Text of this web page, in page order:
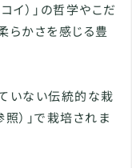
イ）」の哲学やこだ
らかさを感じる豊
いない伝統的な栽
）」で栽培されま